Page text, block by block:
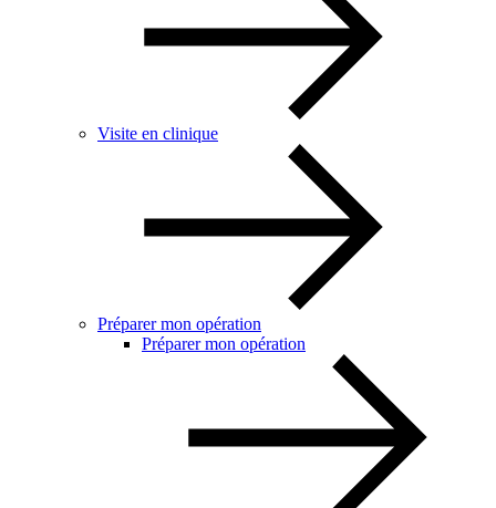
Visite en clinique
Préparer mon opération
Préparer mon opération